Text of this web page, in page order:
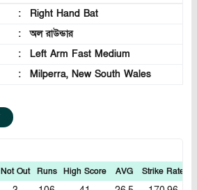
:
Right Hand Bat
:
অল রাউন্ডার
:
Left Arm Fast Medium
: Milperra, New South Wales
Not Out Runs High Score AVG Strike Rate